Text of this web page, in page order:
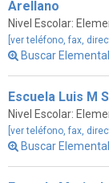
Arellano
Nivel Escolar:
[ver teléfono, fax,
Buscar
Escuela Luis M
Nivel Escolar:
[ver teléfono, fax,
Buscar